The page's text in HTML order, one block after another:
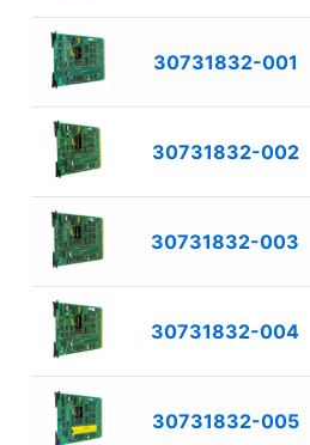
30731832-001
30731832-002
30731832-003
30731832-004
30731832-005